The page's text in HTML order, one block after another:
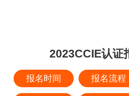
2023CCIE认证
报名时间 报名流程